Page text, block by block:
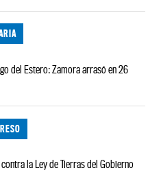
del Estero: Zamora arrasó en 26
la Ley de Tierras del Gobierno